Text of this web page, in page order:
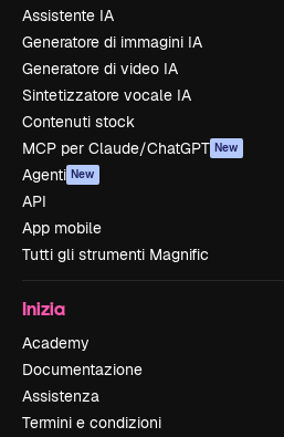
Assistente IA
Generatore di immagini IA
Generatore di video IA
Sintetizzatore vocale IA
Contenuti stock
MCP per Claude/ChatGPT New
Agenti New
API
App mobile
Tutti gli strumenti Magnific
Inizia
Academy
Documentazione
Assistenza
Termini e condizioni